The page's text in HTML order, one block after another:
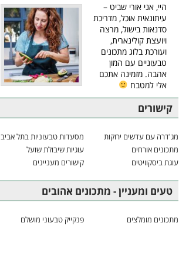
היי, אני אורי שביט –
עיתונאית אוכל, מדריכת
סדנאות בישול, מרצה
ויועצת קולינארית,
ועורכת בלוג מתכונים
טבעוניים עם המון
אהבה. מזמינה אתכם
אלי למטבח
קישורים
מג'דרה עם עדשים ירוקות
מסעדות טבעוניות בתל אביב
מתכונים אורחים
עוגיות שיבולת שועל
עוגת ביסקוויטים
קישורים מעניינים
טעים ומעניין - מתכונים אהובים
מתכונים מומלצים פנקייק טבעוני מושלם